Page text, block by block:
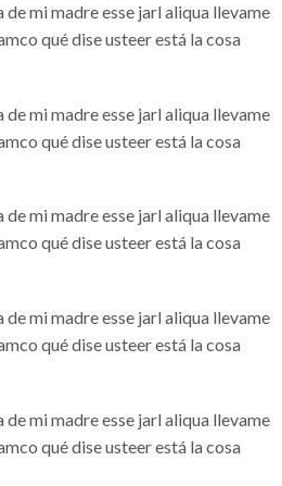
mi madre esse jarl aliqua llevame
qué dise usteer está la cosa
mi madre esse jarl aliqua llevame
qué dise usteer está la cosa
mi madre esse jarl aliqua llevame
qué dise usteer está la cosa
mi madre esse jarl aliqua llevame
qué dise usteer está la cosa
mi madre esse jarl aliqua llevame
qué dise usteer está la cosa